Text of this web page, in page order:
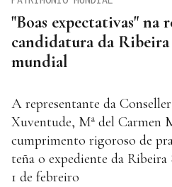
"Boas expectativas" na
candidatura da
mundial
A representante da
Xuventude, Mª del Carmen
cumprimento rigoroso de
teña o expediente da
1 de febreiro